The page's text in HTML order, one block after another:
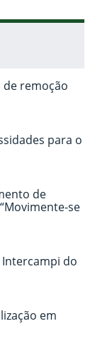
de remoção
para o
de
se
Intercampi do
em